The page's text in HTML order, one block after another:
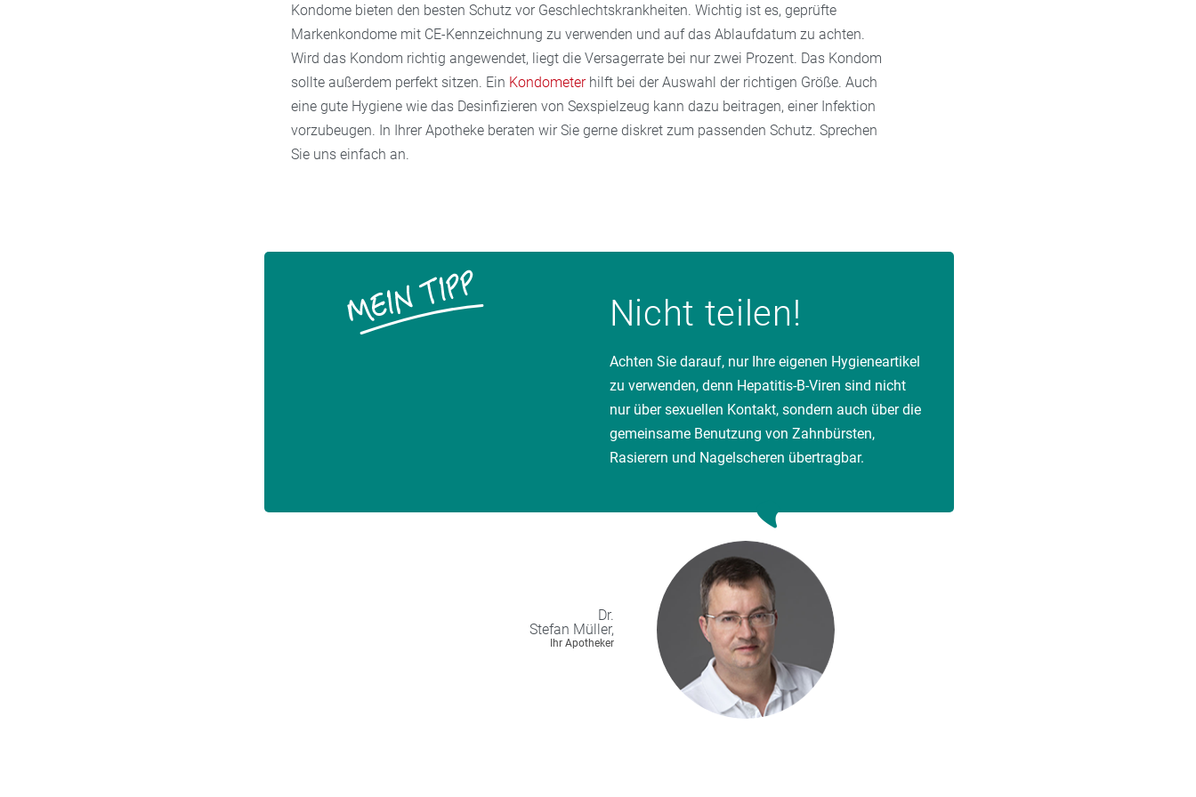
Kondome bieten den besten Schutz vor Geschlechtskrankheiten. Wichtig ist es, geprüfte
Markenkondome mit CE-Kennzeichnung zu verwenden und auf das Ablaufdatum zu achten.
Wird das Kondom richtig angewendet, liegt die Versagerrate bei nur zwei Prozent. Das Kondom
sollte außerdem perfekt sitzen. Ein Kondometerhilft bei der Auswahl der richtigen Größe. Auch
eine gute Hygiene wie das Desinfizieren von Sexspielzeug kann dazu beitragen, einer Infektion
vorzubeugen. In Ihrer Apotheke beraten wir Sie gerne diskret zum passenden Schutz. Sprechen
Sie uns einfach an.
Nicht teilen!
Achten Sie darauf, nur Ihre eigenen Hygieneartikel
zu verwenden, denn Hepatitis-B-Viren sind nicht
nur über sexuellen Kontakt, sondern auch über die
gemeinsame Benutzung von Zahnbürsten,
Rasierern und Nagelscheren übertragbar.
Dr.
Stefan Müller,
Ihr Apotheker